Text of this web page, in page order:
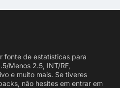
fonte de estatísticas para
Menos 2.5, INT/RF,
e muito mais. Se tiveres
não hesites em entrar em